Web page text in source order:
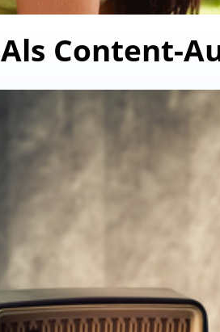
Als Content-